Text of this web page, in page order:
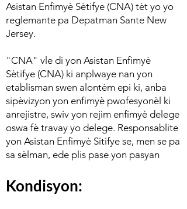
Asistan Enfimyè Sètifye (CNA) tèt yo yo
reglemante pa Depatman Sante New
Jersey.
"CNA" vle di yon Asistan Enfimyè
Sètifye (CNA) ki anplwaye nan yon
etablisman swen alontèm epi ki, anba
sipèvizyon yon enfimyè pwofesyonèl ki
anrejistre, swiv yon rejim enfimyè delege
oswa fè travay yo delege. Responsablite
yon Asistan Enfimyè Sitifye se, men se pa
sa sèlman, ede plis pase yon pasyan
Kondisyon: